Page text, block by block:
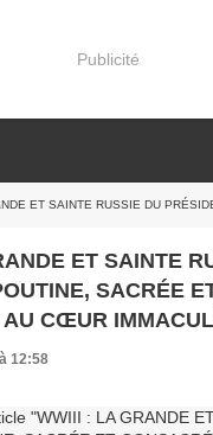
Publicité
DU PRÉSIDENT POUTINE, SACRÉE ET CONSACRÉE AU CŒUR
ET SAINTE
SACRÉE
AU CŒUR
EST LE ...
12:58